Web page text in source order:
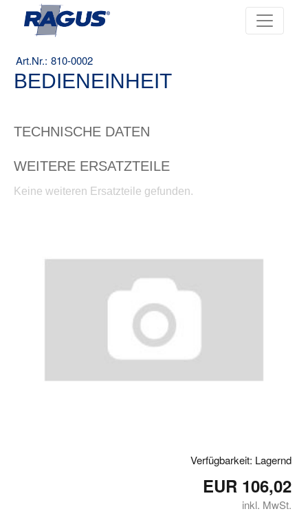
810-0002
BEDIENEINHEIT
TECHNISCHE DATEN
WEITERE ERSATZTEILE
Keine weiteren Ersatzteile gefunden.
Verfügbarkeit: Lagernd
EUR 106,02
inkl. MwSt.